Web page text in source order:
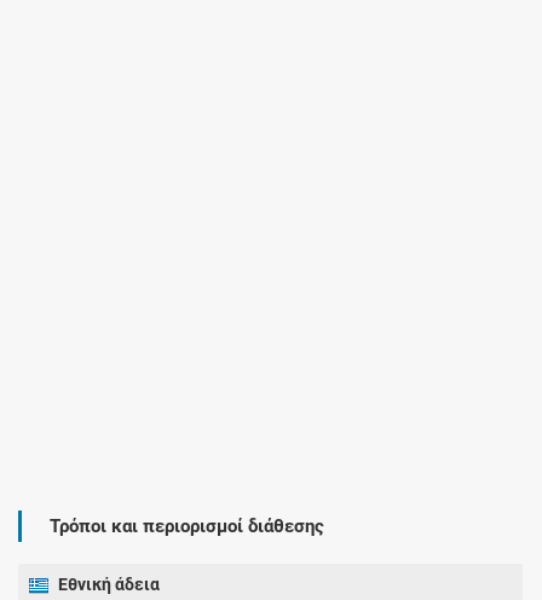
Τρόποι και περιορισμοί διάθεσης
Εθνική άδεια